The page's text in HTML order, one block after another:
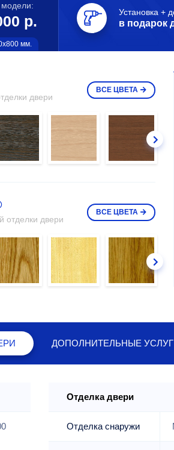
р.
мм.
Установка +
в подарок
двери
ВСЕ ЦВЕТА
отделки двери
ВСЕ ЦВЕТА
ДОПОЛНИТЕЛЬНЫЕ
Отделка двери
Отделка снаружи